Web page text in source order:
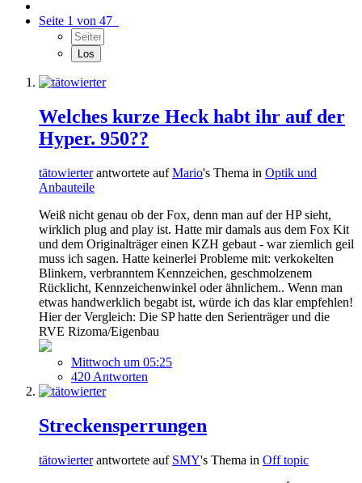
Seite 1 von 47
Welches kurze Heck habt ihr auf der
Hyper. 950??
tätowierterantwortete aufMario's Thema in Optik und
Anbauteile
Weiß nicht genau ob der Fox, denn man auf der HP sieht,
wirklich plug and play ist. Hatte mir damals aus dem Fox Kit
und dem Originalträger einen KZH gebaut - war ziemlich geil
muss ich sagen. Hatte keinerlei Probleme mit: verkokelten
Blinkern, verbranntem Kennzeichen, geschmolzenem
Rücklicht, Kennzeichenwinkel oder ähnlichem.. Wenn man
etwas handwerklich begabt ist, würde ich das klar empfehlen!
Hier der Vergleich: Die SP hatte den Serienträger und die
RVE Rizoma/Eigenbau
Mittwoch um 05:25
420 Antworten
Streckensperrungen
tätowierterantwortete auf SMY's Thema in Off topic